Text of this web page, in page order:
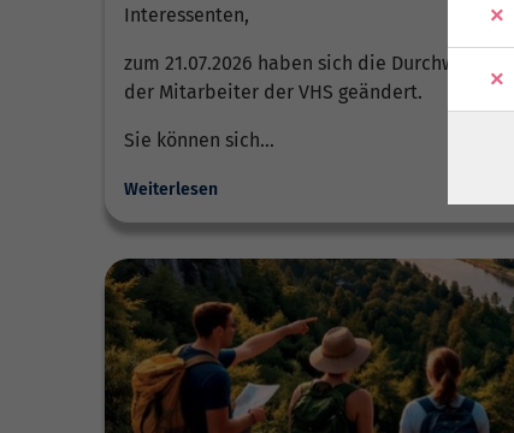
Interessenten,
zum 21.07.2026 haben sich die Durchwahlen
der Mitarbeiter der VHS geändert.
Sie können sich…
Weiterlesen